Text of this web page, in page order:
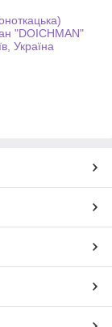
"DOICHMAN"
Україна